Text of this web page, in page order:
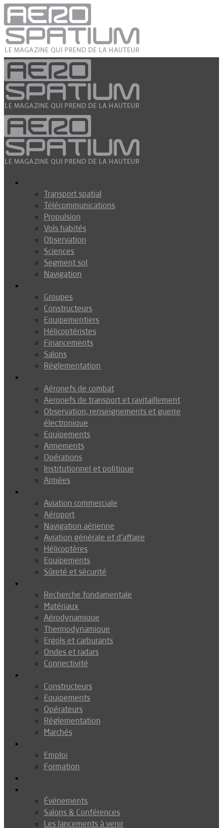
Transport spatial
Télécommunications
Propulsion
Vols habités
Observation
Sciences
Segment sol
Navigation
Groupes
Constructeurs
Equipementiers
Hélicoptéristes
Financements
Salons
Réglementation
Aéronefs de combat
Aeronefs de transport et ravitaillement
Observation, renseignements et guerre
électronique
Equipements
Armements
Opérations
Institutionnel et politique
Armées
Aviation commerciale
Aéroport
Navigation aérienne
Aviation générale et d’affaire
Hélicoptères
Equipements
Sûreté et sécurité
Recherche fondamentale
Matériaux
Aérodynamique
Thermodynamique
Ergols et carburants
Ondes et radars
Connectivité
Constructeurs
Equipements
Opérateurs
Réglementation
Marchés
Emploi
Formation
Événements
Salons & Conférences
Les lancements à venir